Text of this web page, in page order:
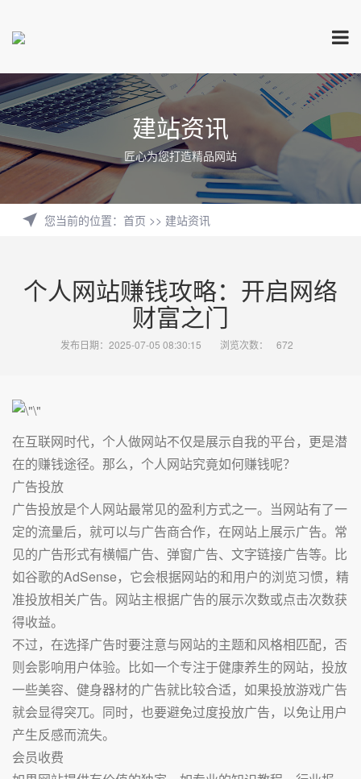
建站资讯
匠心为您打造精品网站
您当前的位置： 首页 >> 建站资讯
个人网站赚钱攻略：开启网络
财富之门
发布日期：2025-07-05 08:30:15 浏览次数： 672
在互联网时代，个人做网站不仅是展示自我的平台，更是潜
在的赚钱途径。那么，个人网站究竟如何赚钱呢？
广告投放
广告投放是个人网站最常见的盈利方式之一。当网站有了一
定的流量后，就可以与广告商合作，在网站上展示广告。常
见的广告形式有横幅广告、弹窗广告、文字链接广告等。比
如谷歌的AdSense，它会根据网站的和用户的浏览习惯，精
准投放相关广告。网站主根据广告的展示次数或点击次数获
得收益。
不过，在选择广告时要注意与网站的主题和风格相匹配，否
则会影响用户体验。比如一个专注于健康养生的网站，投放
一些美容、健身器材的广告就比较合适，如果投放游戏广告
就会显得突兀。同时，也要避免过度投放广告，以免让用户
产生反感而流失。
会员收费